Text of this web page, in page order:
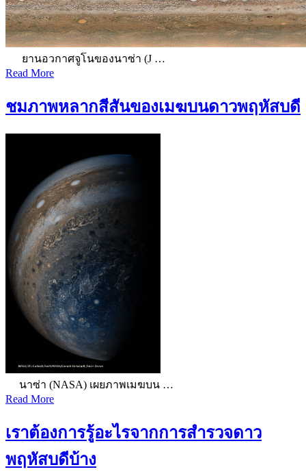
ยานอวกาศจูโนของนาซ่า (J …
Read More
ชมภาพหลากสีสันของเมฆบนดาวพฤหัสบดี
นาซ่า (NASA) เผยภาพเมฆบน …
Read More
เราต้องการรู้อะไรจากการสำรวจดาว
พฤหัสบดีบ้าง